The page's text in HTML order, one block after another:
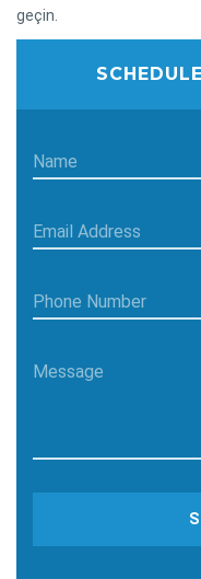
geçin.
Name
Email Address
Phone Number
Message